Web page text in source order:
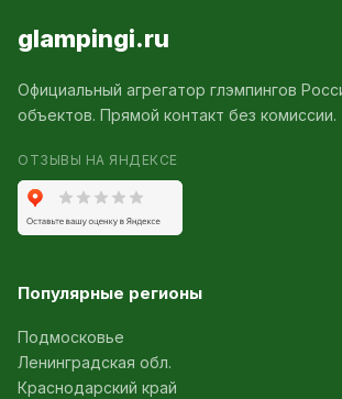
glampingi.ru
Официальный агрегатор глэмпингов
объектов. Прямой контакт без комиссии.
ОТЗЫВЫ НА ЯНДЕКСЕ
Популярные регионы
Подмосковье
Ленинградская обл.
Краснодарский край